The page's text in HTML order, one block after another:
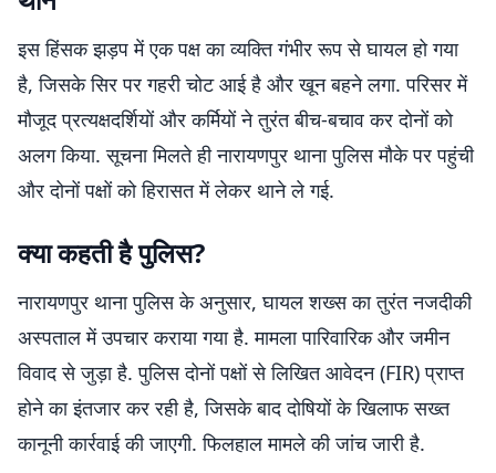
इस हिंसक झड़प में एक पक्ष का व्यक्ति गंभीर रूप से घायल हो गया
है, जिसके सिर पर गहरी चोट आई है और खून बहने लगा. परिसर में
मौजूद प्रत्यक्षदर्शियों और कर्मियों ने तुरंत बीच-बचाव कर दोनों को
अलग किया. सूचना मिलते ही नारायणपुर थाना पुलिस मौके पर पहुंची
और दोनों पक्षों को हिरासत में लेकर थाने ले गई.
क्या कहती है पुलिस?
नारायणपुर थाना पुलिस के अनुसार, घायल शख्स का तुरंत नजदीकी
अस्पताल में उपचार कराया गया है. मामला पारिवारिक और जमीन
विवाद से जुड़ा है. पुलिस दोनों पक्षों से लिखित आवेदन (FIR) प्राप्त
होने का इंतजार कर रही है, जिसके बाद दोषियों के खिलाफ सख्त
कानूनी कार्रवाई की जाएगी. फिलहाल मामले की जांच जारी है.